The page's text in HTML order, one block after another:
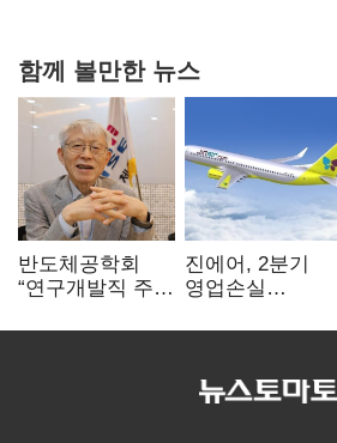
함께 볼만한 뉴스
반도체공학회
“연구개발직 주
개선해야”
진에어, 2분기
영업손실
상승 여파